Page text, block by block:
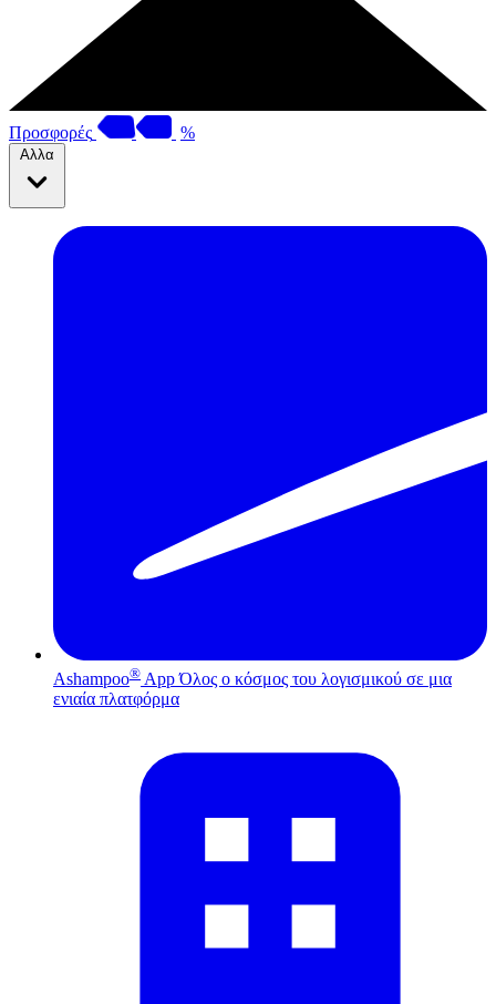
Προσφορές %
Αλλα
Ashampoo® App Όλος ο κόσμος του λογισμικού σε μια
ενιαία πλατφόρμα